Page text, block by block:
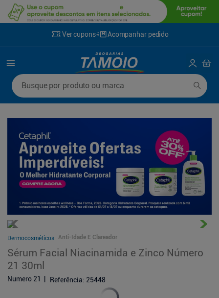
Ver cupons Acompanhar pedido
Busque por produto ou marca
Dermocosméticos Anti-Idade E Clareador
Sérum Facial Niacinamida e Zinco Número
21 30ml
Numero 21 Referência: 25448
Termos mais buscados
4º
sabonete líquido
5º fralda xg
9º
fralda xxg
10º